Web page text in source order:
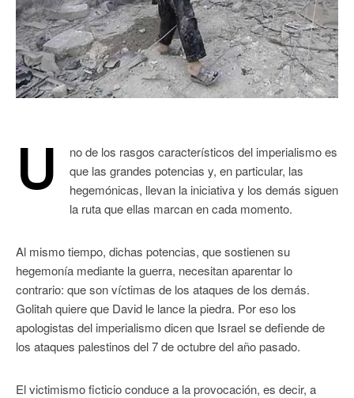
U
no de los rasgos característicos del imperialismo es
que las grandes potencias y, en particular, las
hegemónicas, llevan la iniciativa y los demás siguen
la ruta que ellas marcan en cada momento.
Al mismo tiempo, dichas potencias, que sostienen su
hegemonía mediante la guerra, necesitan aparentar lo
contrario: que son víctimas de los ataques de los demás.
Golitah quiere que David le lance la piedra. Por eso los
apologistas del imperialismo dicen que Israel se defiende de
los ataques palestinos del 7 de octubre del año pasado.
El victimismo ficticio conduce a la provocación, es decir, a